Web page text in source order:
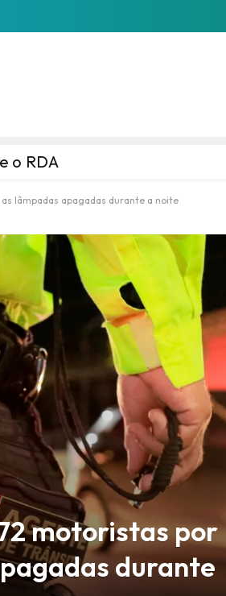
o RDA
lâmpadas apagadas durante a noite
motoristas por
durante